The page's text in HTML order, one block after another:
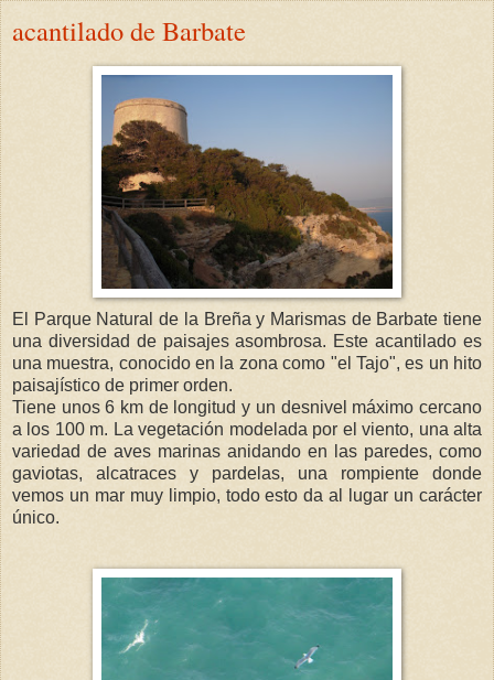
acantilado de Barbate
El Parque Natural de la Breña y Marismas de Barbate tiene
una diversidad de paisajes asombrosa. Este acantilado es
una muestra, conocido en la zona como "el Tajo", es un hito
paisajístico de primer orden.
Tiene unos 6 km de longitud y un desnivel máximo cercano
a los 100 m. La vegetación modelada por el viento, una alta
variedad de aves marinas anidando en las paredes, como
gaviotas, alcatraces y pardelas, una rompiente donde
vemos un mar muy limpio, todo esto da al lugar un carácter
único.